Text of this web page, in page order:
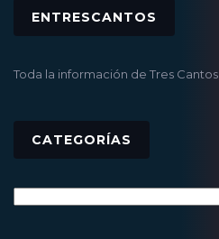
ENTRESCANTOS
Toda la información de Tres Cantos
CATEGORÍAS